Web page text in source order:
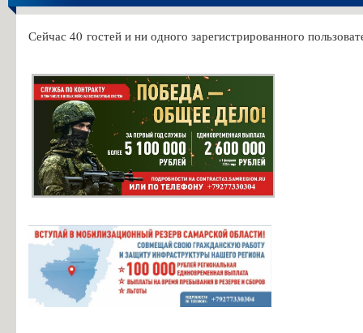
Сейчас 40 гостей и ни одного зарегистрированного